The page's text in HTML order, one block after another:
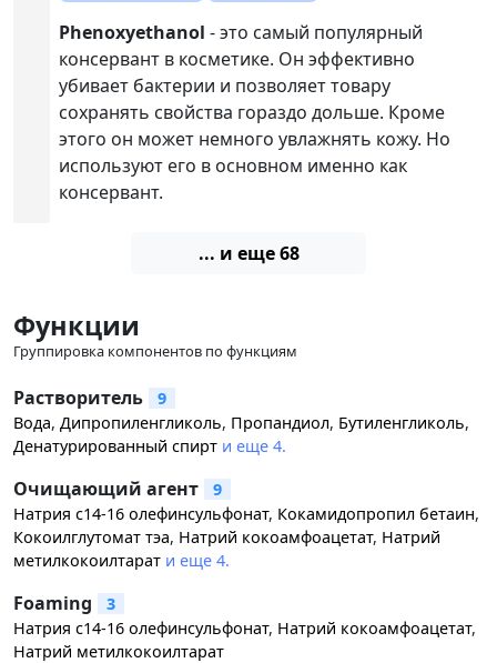
Phenoxyethanol - это самый популярный
консервант в косметике. Он эффективно
убивает бактерии и позволяет товару
сохранять свойства гораздо дольше. Кроме
этого он может немного увлажнять кожу. Но
используют его в основном именно как
консервант.
... и еще 68
Функции
Группировка компонентов по функциям
Растворитель
9
Вода, Дипропиленгликоль, Пропандиол, Бутиленгликоль,
Денатурированный спирт и еще 4.
Очищающий агент
9
Натрия с14-16 олефинсульфонат, Кокамидопропил бетаин,
Кокоилглутомат тэа, Натрий кокоамфоацетат, Натрий
метилкокоилтарат и еще 4.
Foaming
3
Натрия с14-16 олефинсульфонат, Натрий кокоамфоацетат,
Натрий метилкокоилтарат